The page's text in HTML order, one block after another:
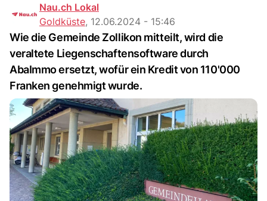
Nau.ch Lokal
Goldküste, 12.06.2024 - 15:46
Wie die Gemeinde Zollikon mitteilt, wird die
veraltete Liegenschaftensoftware durch
AbaImmo ersetzt, wofür ein Kredit von 110'000
Franken genehmigt wurde.